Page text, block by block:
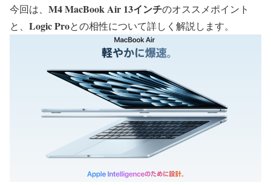
今回は、 M4 MacBook Air 13インチのオススメポイント
と、 Logic Proとの相性について詳しく解説します。